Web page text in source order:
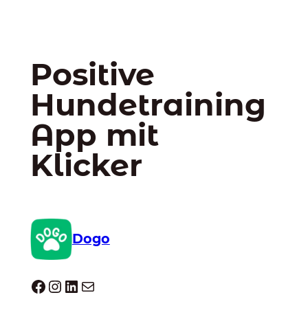
Positive
Hundetraining
App mit
Klicker
Dogo
Dogo facebook InstagramLinkedIn E-Mail